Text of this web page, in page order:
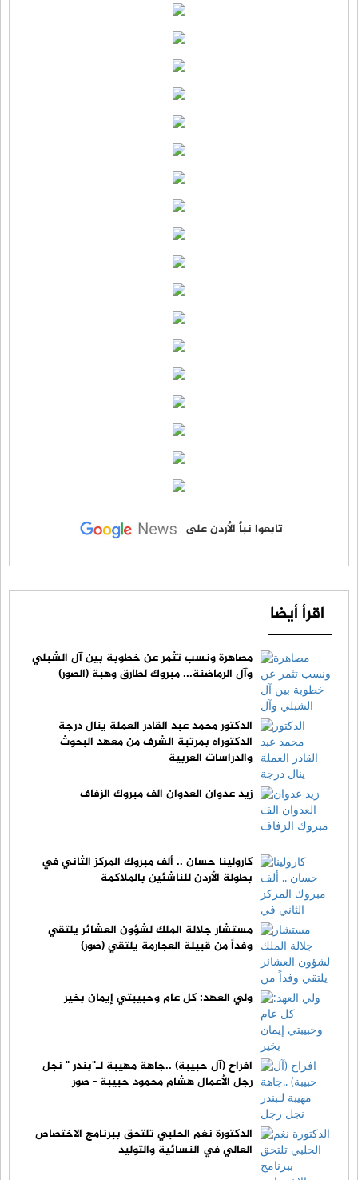
تابعوا نبأ الأردن على
اقرأ أيضا
مصاهرة ونسب تثمر عن خطوبة بين آل الشبلي
وآل الرماضنة... مبروك لطارق وهبة (الصور)
الدكتور محمد عبد القادر العملة ينال درجة
الدكتوراه بمرتبة الشرف من معهد البحوث
والدراسات العربية
زيد عدوان العدوان الف مبروك الزفاف
كارولينا حسان .. ألف مبروك المركز الثاني في
بطولة الأردن للناشئين بالملاكمة
مستشار جلالة الملك لشؤون العشائر يلتقي
وفداً من قبيلة العجارمة يلتقي (صور)
ولي العهد: كل عام وحبيبتي إيمان بخير
افراح (آل حبيبة) ..جاهة مهيبة لـ"بندر " نجل
رجل الأعمال هشام محمود حبيبة - صور
الدكتورة نغم الحلبي تلتحق ببرنامج الاختصاص
العالي في النسائية والتوليد